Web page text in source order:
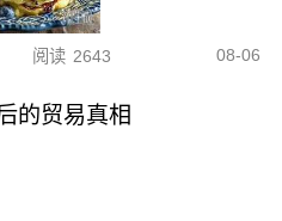
阅读 2643 08-06
的贸易真相